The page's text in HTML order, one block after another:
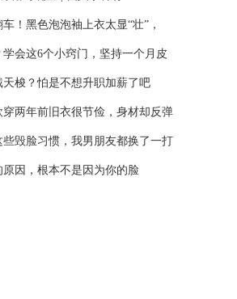
！黑色泡泡袖上衣太显“壮”，
会这6个小窍门，坚持一个月皮
天梭？怕是不想升职加薪了吧
两年前旧衣很节俭，身材却反弹
毁脸习惯，我男朋友都换了一打
因，根本不是因为你的脸